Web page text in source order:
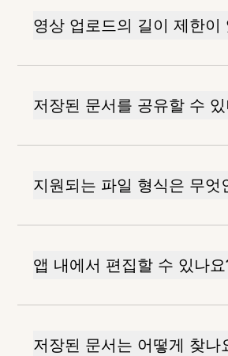
영상 업로드의 길이 제한이
저장된 문서를 공유할 수
지원되는 파일 형식은 무엇
앱 내에서 편집할 수 있나요
저장된 문서는 어떻게 찾나